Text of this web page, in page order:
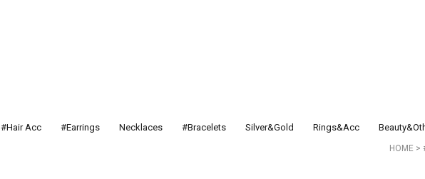
#Hair Acc #Earrings Necklaces #Bracelets Silver&Gold Rings&Acc
HOME >